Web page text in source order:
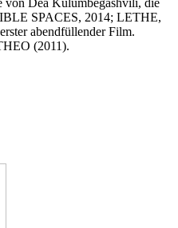
SPACES, 2014; LETHE,
abendfüllender Film.
(2011).